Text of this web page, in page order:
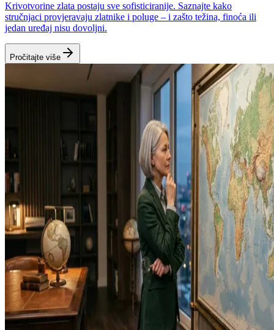
Krivotvorine zlata postaju sve sofisticiranije. Saznajte kako
stručnjaci provjeravaju zlatnike i poluge – i zašto težina, finoća ili
jedan uređaj nisu dovoljni.
Pročitajte više